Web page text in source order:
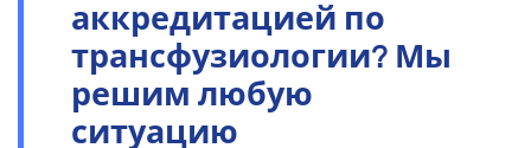
аккредитацией по
трансфузиологии? Мы
решим любую
ситуацию